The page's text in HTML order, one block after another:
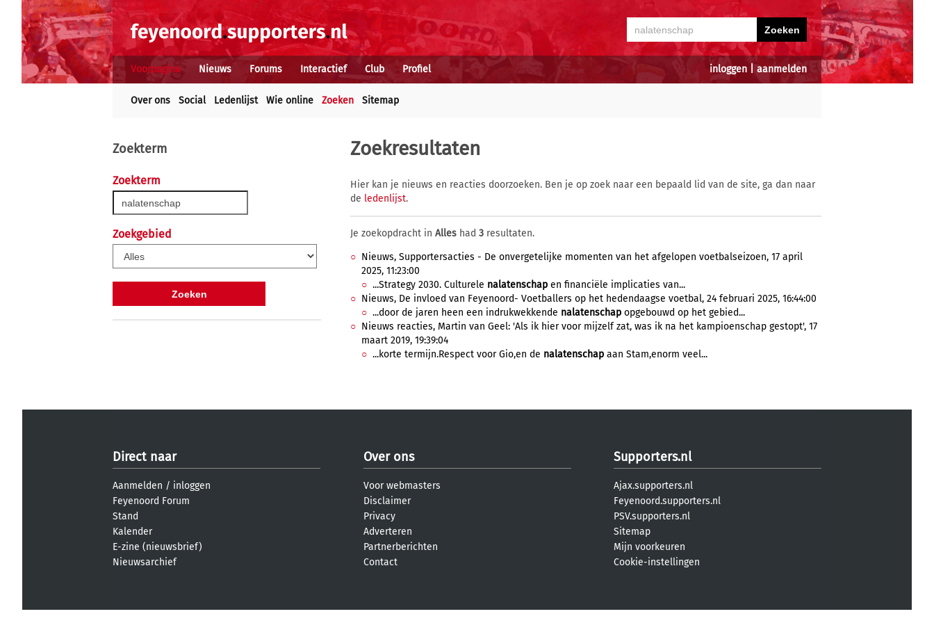
inloggen aanmelden
Voorpagina Nieuws Forums Interactief Club Profiel
Over ons Social Ledenlijst Wie online Zoeken Sitemap
Zoekterm
Zoekterm
Zoekgebied
Zoekresultaten
Hier kan je nieuws en reacties doorzoeken. Ben je op zoek naar een bepaald lid van de site, ga dan naar
de ledenlijst.
Je zoekopdracht in Alles had 3 resultaten.
Nieuws, Supportersacties - De onvergetelijke momenten van het afgelopen voetbalseizoen, 17 april
2025, 11:23:00
...Strategy 2030. Culturele nalatenschap en financiële implicaties van...
Nieuws, De invloed van Feyenoord- Voetballers op het hedendaagse voetbal, 24 februari 2025, 16:44:00
...door de jaren heen een indrukwekkende nalatenschap opgebouwd op het gebied...
Nieuws reacties, Martin van Geel: 'Als ik hier voor mijzelf zat, was ik na het kampioenschap gestopt', 17
maart 2019, 19:39:04
...korte termijn.Respect voor Gio,en de nalatenschap aan Stam,enorm veel...
Direct naar
Aanmelden / inloggen
Feyenoord Forum
Stand
Kalender
E-zine (nieuwsbrief)
Nieuwsarchief
Over ons
Voor webmasters
Disclaimer
Privacy
Adverteren
Partnerberichten
Contact
Supporters.nl
Ajax.supporters.nl
Feyenoord.supporters.nl
PSV.supporters.nl
Sitemap
Mijn voorkeuren
Cookie-instellingen